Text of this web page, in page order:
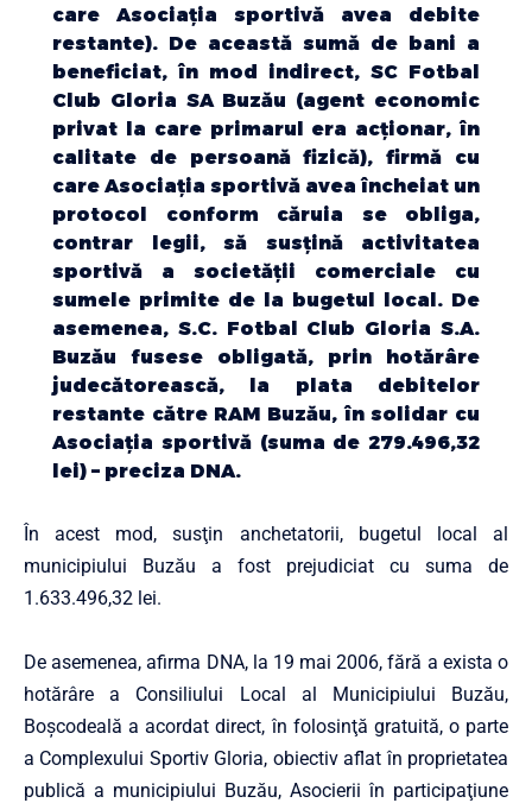
care Asociaţia sportivă avea debite
restante). De această sumă de bani a
beneficiat, în mod indirect, SC Fotbal
Club Gloria SA Buzău (agent economic
privat la care primarul era acţionar, în
calitate de persoană fizică), firmă cu
care Asociaţia sportivă avea încheiat un
protocol conform căruia se obliga,
contrar legii, să susţină activitatea
sportivă a societăţii comerciale cu
sumele primite de la bugetul local. De
asemenea, S.C. Fotbal Club Gloria S.A.
Buzău fusese obligată, prin hotărâre
judecătorească, la plata debitelor
restante către RAM Buzău, în solidar cu
Asociaţia sportivă (suma de 279.496,32
lei) – preciza DNA.
În acest mod, susţin anchetatorii, bugetul local al
municipiului Buzău a fost prejudiciat cu suma de
1.633.496,32 lei.
De asemenea, afirma DNA, la 19 mai 2006, fără a exista o
hotărâre a Consiliului Local al Municipiului Buzău,
Boşcodeală a acordat direct, în folosinţă gratuită, o parte
a Complexului Sportiv Gloria, obiectiv aflat în proprietatea
publică a municipiului Buzău, Asocierii în participaţiune